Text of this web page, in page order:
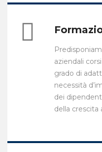
aziendali
grado di
necessità
dei
della crescita